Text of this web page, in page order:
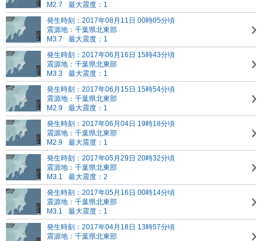
M2.7
最大震度：1
発生時刻：2017年08月11日 00時05分頃
震源地：千葉県北東部
M3.7
最大震度：1
発生時刻：2017年06月16日 15時43分頃
震源地：千葉県北東部
M3.3
最大震度：1
発生時刻：2017年06月15日 15時54分頃
震源地：千葉県北東部
M2.9
最大震度：1
発生時刻：2017年06月04日 19時18分頃
震源地：千葉県北東部
M2.9
最大震度：1
発生時刻：2017年05月29日 20時32分頃
震源地：千葉県北東部
M3.1
最大震度：2
発生時刻：2017年05月16日 00時14分頃
震源地：千葉県北東部
M3.1
最大震度：1
発生時刻：2017年04月18日 13時57分頃
震源地：千葉県北東部